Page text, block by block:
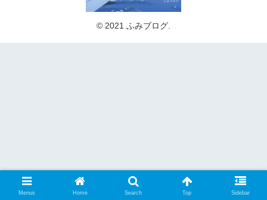
© 2021 ふみブログ.
Menus Home Search Top Sidebar